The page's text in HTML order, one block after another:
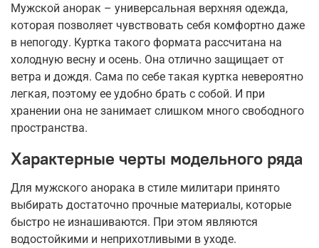
Мужской анорак – универсальная верхняя одежда,
которая позволяет чувствовать себя комфортно даже
в непогоду. Куртка такого формата рассчитана на
холодную весну и осень. Она отлично защищает от
ветра и дождя. Сама по себе такая куртка невероятно
легкая, поэтому ее удобно брать с собой. И при
хранении она не занимает слишком много свободного
пространства.
Характерные черты модельного ряда
Для мужского анорака в стиле милитари принято
выбирать достаточно прочные материалы, которые
быстро не изнашиваются. При этом являются
водостойкими и неприхотливыми в уходе.